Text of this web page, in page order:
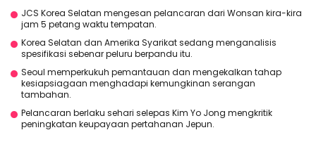
JCS Korea Selatan mengesan pelancaran dari Wonsan kira-kira
jam 5 petang waktu tempatan.
Korea Selatan dan Amerika Syarikat sedang menganalisis
spesifikasi sebenar peluru berpandu itu.
Seoul memperkukuh pemantauan dan mengekalkan tahap
kesiapsiagaan menghadapi kemungkinan serangan
tambahan.
Pelancaran berlaku sehari selepas Kim Yo Jong mengkritik
peningkatan keupayaan pertahanan Jepun.